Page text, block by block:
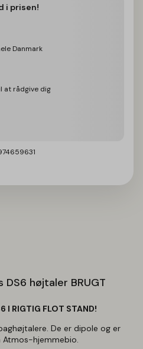
i prisen!
Danmark
at rådgive dig
DS6 højtaler BRUGT
I RIGTIG FLOT STAND!
De er dipole og er
Atmos-hjemmebio.